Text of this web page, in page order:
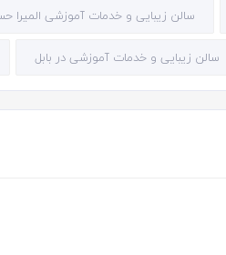
سالن زیبایی و خدمات آموزشی المیرا
سالن زیبایی و خدمات آموزشی در بابل